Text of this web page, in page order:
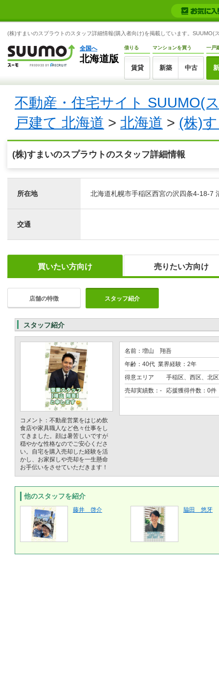
(株)すまいのスプラウトのスタッフ詳細情報(購入者向け)を掲載しています。SUUMO(
全国へ
北海道版
借りる
賃貸
マンションを買う
新築 中古
一戸
不動産・住宅サイト SUUMO(
戸建て 北海道 > 北海道 > (株)
(株)すまいのスプラウトのスタッフ詳細情報
所在地 北海道札幌市手稲区西宮の沢四条4-18-7
交通
買いたい方向け 売りたい方向け
店舗の特徴 スタッフ紹介
スタッフ紹介
コメント：不動産営業をはじめ飲
食店や家具職人など色々仕事をし
てきました。顔は暑苦しいですが
穏やかな性格なのでご安心くださ
い。自宅を購入売却した経験を活
かし、お家探しや売却を一生懸命
お手伝いをさせていただきます！
名前：増山 翔吾
年齢：40代 業界経験：2年
得意エリア
手稲区、西区、北
売却実績数：- 応援獲得件数：0件
他のスタッフを紹介
藤井 啓介 脇田 悠牙